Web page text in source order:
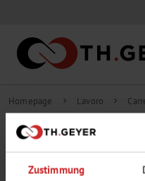
Zustimmung
Homepage chevron_right Lavoro chevron_right
RICHIESTE